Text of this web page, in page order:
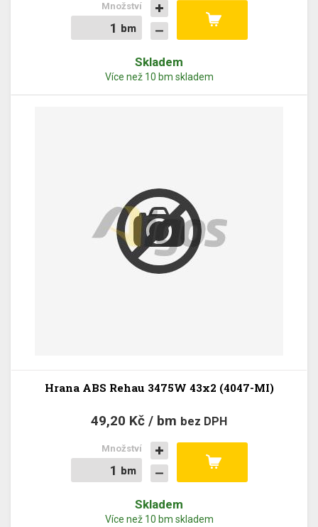
bm
bm
Množství
Skladem
Více než 10 bm skladem
Hrana ABS Rehau 3475W 43x2 (4047-MI)
49,20 Kč / bm bez DPH
bm
bm
Množství
Skladem
Více než 10 bm skladem